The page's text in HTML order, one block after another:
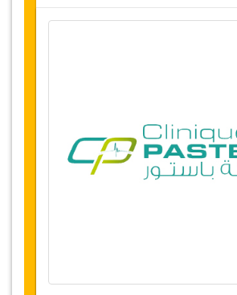
والمستشفى
معنا قبل إختیار هذه الخدمة لحجز
الجراحية